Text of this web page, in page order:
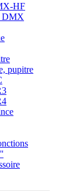
HF
DMX
pupitre